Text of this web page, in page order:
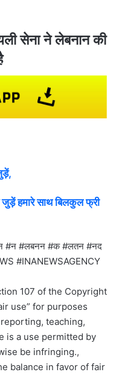
सेना ने लेबनान की
जुड़ें हमारे साथ बिलकुल फ्री
#न #लबनन #क #लतन #नद
#INANEWSAGENCY
107 of the Copyright
use” for purposes
teaching,
is a use permitted by
be infringing.,
balance in favor of fair